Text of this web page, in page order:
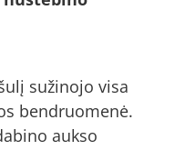
sužinojo visa
bendruomenė.
aukso